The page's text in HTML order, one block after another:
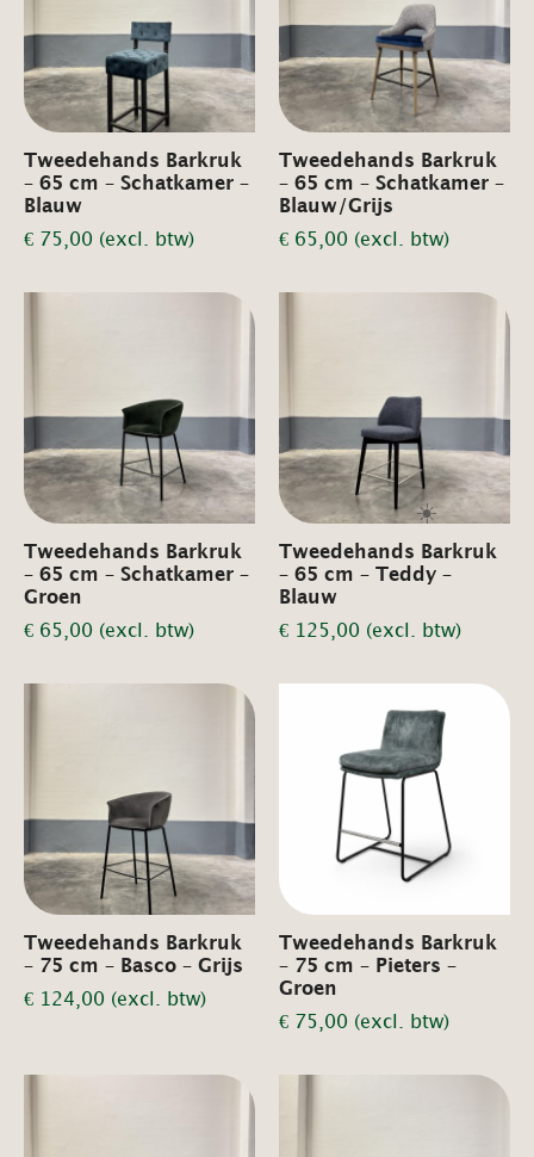
Tweedehands Barkruk
– 65 cm – Schatkamer –
Blauw
€ 75,00 (excl. btw)
Tweedehands Barkruk
– 65 cm – Schatkamer –
Blauw/Grijs
€ 65,00 (excl. btw)
Tweedehands Barkruk
– 65 cm – Schatkamer –
Groen
€ 65,00 (excl. btw)
Tweedehands Barkruk
– 65 cm – Teddy –
Blauw
€ 125,00 (excl. btw)
Tweedehands Barkruk
– 75 cm – Basco – Grijs
€ 124,00 (excl. btw)
Tweedehands Barkruk
– 75 cm – Pieters –
Groen
€ 75,00 (excl. btw)
☀️